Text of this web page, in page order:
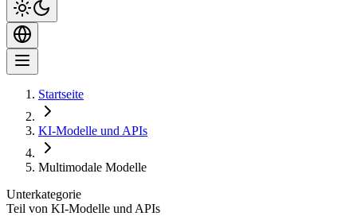
Startseite
KI-Modelle und APIs
Multimodale Modelle
Unterkategorie
Teil von KI-Modelle und APIs